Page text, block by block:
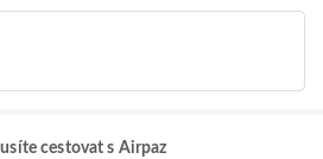
cestovat s Airpaz